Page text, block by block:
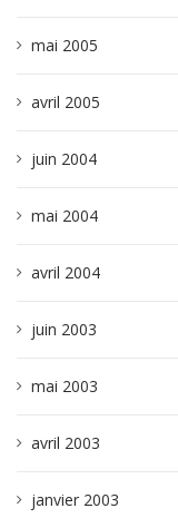
mai 2005
avril 2005
juin 2004
mai 2004
avril 2004
juin 2003
mai 2003
avril 2003
janvier 2003